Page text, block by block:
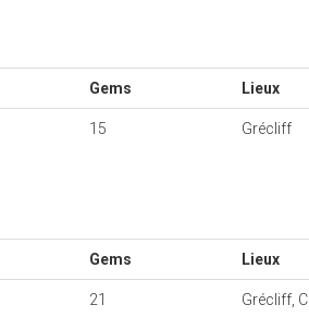
Gems Lieux
15 Grécliff
Gems Lieux
21 Grécliff,